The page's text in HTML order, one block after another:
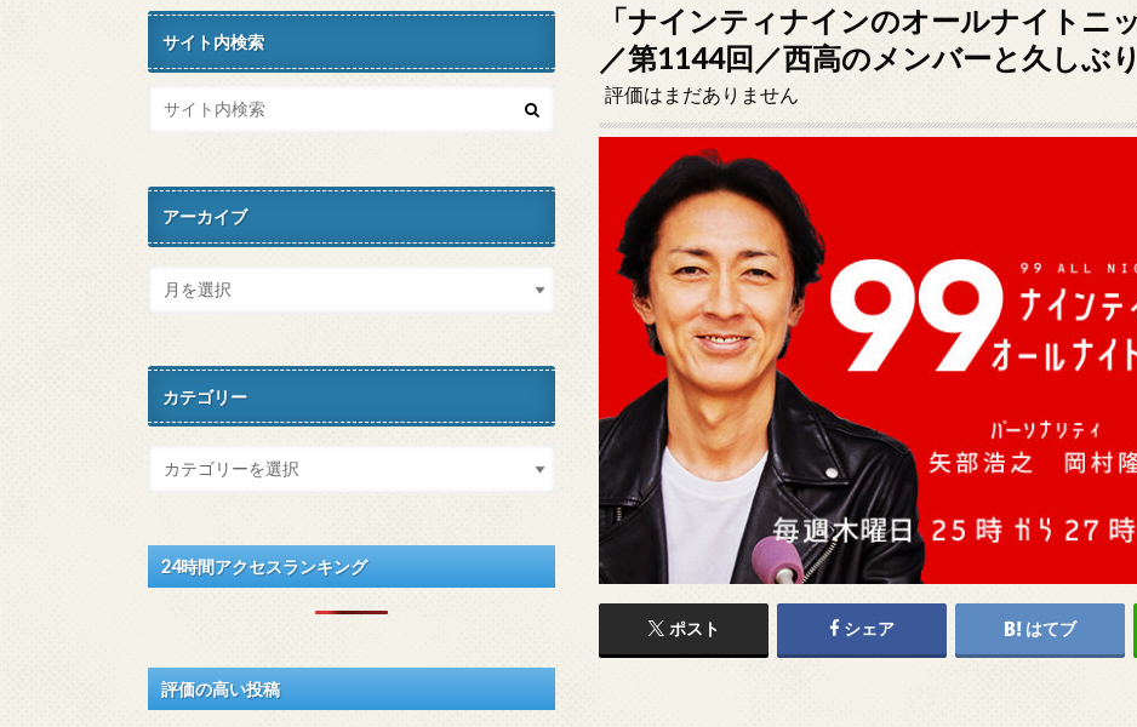
「ナインティナインのオールナイトニ
／第1144回／西高のメンバーと久しぶ
評価はまだありません
ポスト シェア はてブ
サイト内検索
アーカイブ
カテゴリー
24時間アクセスランキング
評価の高い投稿